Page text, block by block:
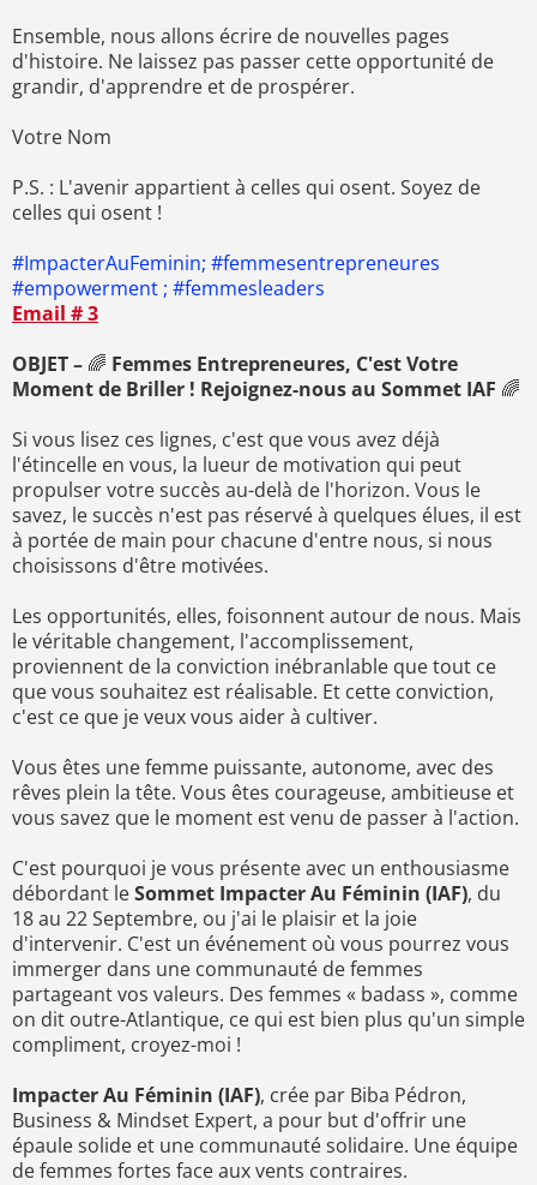
Ensemble, nous allons écrire de nouvelles pages
d'histoire. Ne laissez pas passer cette opportunité de
grandir, d'apprendre et de prospérer.
Votre Nom
P.S. : L'avenir appartient à celles qui osent. Soyez de
celles qui osent !
#ImpacterAuFeminin; #femmesentrepreneures
#empowerment ; #femmesleaders
Email # 3
OBJET – 🌈 Femmes Entrepreneures, C'est Votre
Moment de Briller ! Rejoignez-nous au Sommet IAF 🌈
Si vous lisez ces lignes, c'est que vous avez déjà
l'étincelle en vous, la lueur de motivation qui peut
propulser votre succès au-delà de l'horizon. Vous le
savez, le succès n'est pas réservé à quelques élues, il est
à portée de main pour chacune d'entre nous, si nous
choisissons d'être motivées.
Les opportunités, elles, foisonnent autour de nous. Mais
le véritable changement, l'accomplissement,
proviennent de la conviction inébranlable que tout ce
que vous souhaitez est réalisable. Et cette conviction,
c'est ce que je veux vous aider à cultiver.
Vous êtes une femme puissante, autonome, avec des
rêves plein la tête. Vous êtes courageuse, ambitieuse et
vous savez que le moment est venu de passer à l'action.
C'est pourquoi je vous présente avec un enthousiasme
débordant leSommet Impacter Au Féminin (IAF), du
18 au 22 Septembre, ou j'ai le plaisir et la joie
d'intervenir. C'est un événement où vous pourrez vous
immerger dans une communauté de femmes
partageant vos valeurs. Des femmes « badass », comme
on dit outre-Atlantique, ce qui est bien plus qu'un simple
compliment, croyez-moi !
Impacter Au Féminin (IAF), crée par Biba Pédron,
Business & Mindset Expert, a pour but d'offrir une
épaule solide et une communauté solidaire. Une équipe
de femmes fortes face aux vents contraires.